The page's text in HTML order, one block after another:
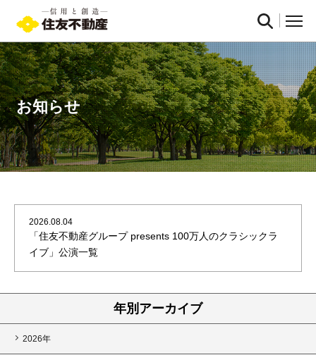
お知らせ
年別アーカイブ
2026年
2026.08.04
「住友不動産グループ presents 100万人のクラシックラ
イブ」公演一覧